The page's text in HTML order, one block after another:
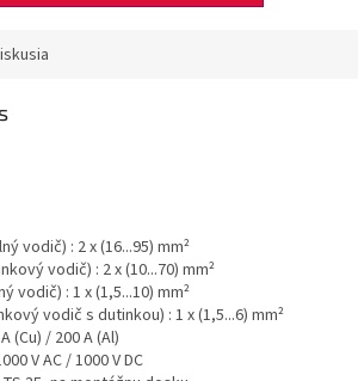
vodič) : 2 x (16...95) mm²
vodič) : 2 x (10...70) mm²
vodič) : 1 x (1,5...10) mm²
vodič s dutinkou) : 1 x (1,5...6) mm²
(Cu) / 200 A (Al)
V AC / 1000 V DC